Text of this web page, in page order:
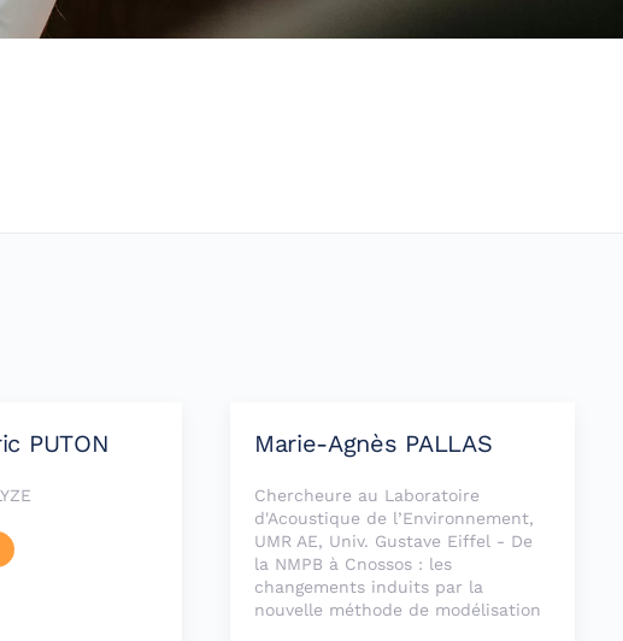
PUTON Marie-Agnès PALLAS
Chercheure au Laboratoire
d'Acoustique de l’Environnement,
UMR AE, Univ. Gustave Eiffel - De
la NMPB à Cnossos : les
changements induits par la
nouvelle méthode de modélisation